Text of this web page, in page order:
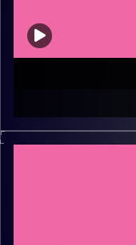
צד צריכים לתפוס
ללמוד מההיסטוריה